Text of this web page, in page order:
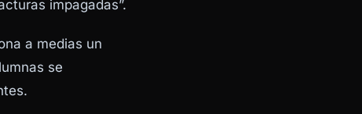
impagadas”.
a medias un
se